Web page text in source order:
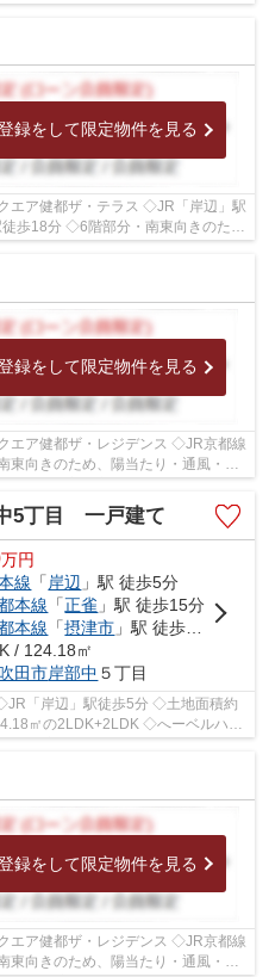
に幅員約2.8ｍの公...
録をして限定物件を見る
ア健都ザ・テラス ◇JR「岸辺」駅
歩18分 ◇6階部分・南東向きのた
録をして限定物件を見る
ア健都ザ・レジデンス ◇JR京都線
東向きのため、陽当たり・通風・眺
5丁目 一戸建て
万円
線 「 岸辺 」駅 徒歩5分
本線 「正雀 」駅 徒歩15分
本線 「摂津市 」駅 徒歩21分
/ 124.18㎡
吹田市岸部中 ５丁目
「岸辺」駅徒歩5分 ◇土地面積約
㎡の2LDK+2LDK ◇へーベルハウ
録をして限定物件を見る
ア健都ザ・レジデンス ◇JR京都線
向きのため、陽当たり・通風・眺